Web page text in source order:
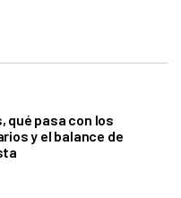
qué pasa con los
y el balance de